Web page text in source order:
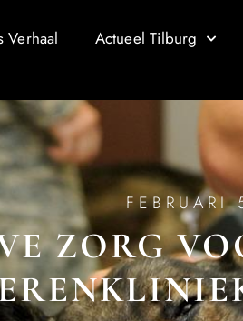
Verhaal Actueel Tilburg
ZORG